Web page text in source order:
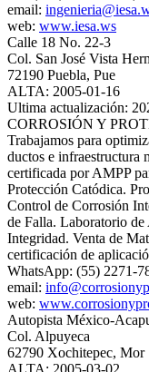
email:
web: www.iesa.ws
Calle 18 No. 22-3
Col. San José Vista
72190 Puebla, Pue
ALTA: 2005-01-16
Ultima actualización:
CORROSIÓN Y
Trabajamos para
ductos e infraestructura
certificada por AMPP
Protección Catódica.
Control de Corrosión
de Falla. Laboratorio
Integridad. Venta de
certificación de
WhatsApp: (55) 2271-
email:
web:
Autopista México-
Col. Alpuyeca
62790 Xochitepec, Mor
ALTA: 2005-03-02